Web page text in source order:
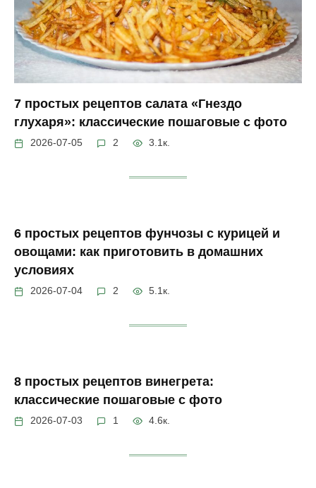
7 простых рецептов салата «Гнездо
глухаря»: классические пошаговые с фото
2026-07-05 2 3.1к.
6 простых рецептов фунчозы с курицей и
овощами: как приготовить в домашних
условиях
2026-07-04 2 5.1к.
8 простых рецептов винегрета:
классические пошаговые с фото
2026-07-03 1 4.6к.